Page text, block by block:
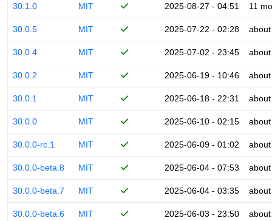
30.1.0 MIT 2025-08-27 - 04:51 11
30.0.5 MIT 2025-07-22 - 02:28
30.0.4 MIT 2025-07-02 - 23:45
30.0.2 MIT 2025-06-19 - 10:46
30.0.1 MIT 2025-06-18 - 22:31
30.0.0 MIT 2025-06-10 - 02:15
30.0.0-rc.1 MIT 2025-06-09 - 01:02
30.0.0-beta.8 MIT 2025-06-04 - 07:53
30.0.0-beta.7 MIT 2025-06-04 - 03:35
30.0.0-beta.6 MIT 2025-06-03 - 23:50